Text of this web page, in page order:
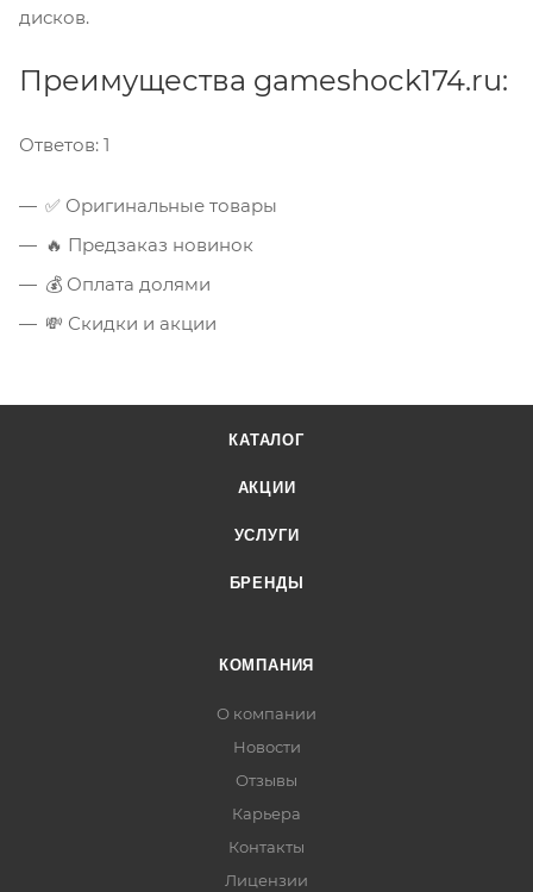
дисков.
Преимущества gameshock174.ru:
Ответов: 1
️✅ Оригинальные товары
🔥 Предзаказ новинок
💰 Оплата долями
💸 Скидки и акции
КАТАЛОГ
АКЦИИ
УСЛУГИ
БРЕНДЫ
КОМПАНИЯ
О компании
Новости
Отзывы
Карьера
Контакты
Лицензии